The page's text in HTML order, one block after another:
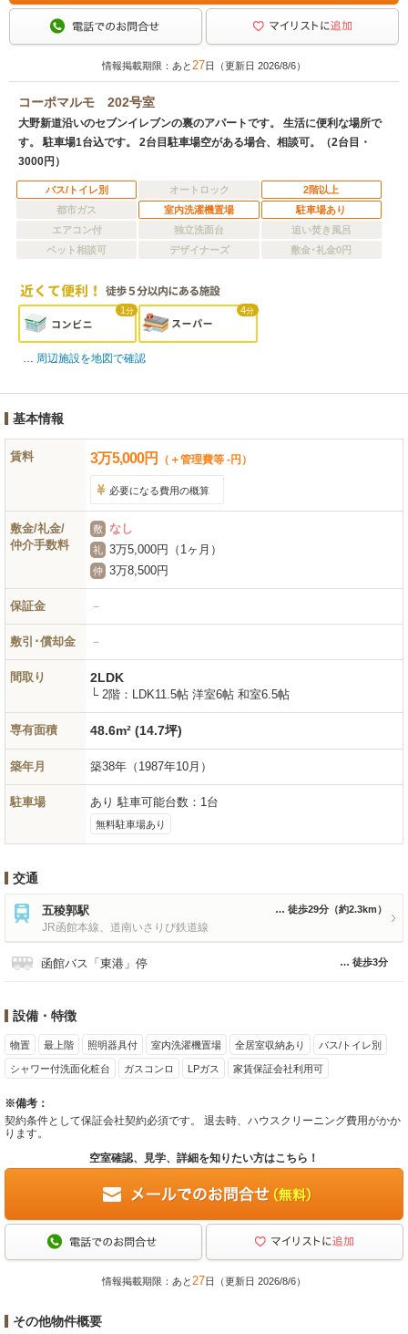
情報掲載期限：あと 27日（更新日 2026/8/6）
コーポマルモ 202号室
大野新道沿いのセブンイレブンの裏のアパートです。 生活に便利な場所で
す。 駐車場1台込です。 2台目駐車場空がある場合、相談可。（2台目・
3000円）
バス/トイレ別 オートロック
2階以上
都市ガス
室内洗濯機置場
駐車場あり
エアコン付
独立洗面台
追い焚き風呂
ペット相談可
デザイナーズ 敷金･礼金0円
1 分 4分
周辺施設を地図で確認
基本情報
賃料 3万5,000円 （＋管理費等 -円）
必要になる費用の概算
敷金/礼金/
仲介手数料
敷 なし
礼 3万5,000円（1ヶ月）
仲 3万8,500円
保証金 －
敷引･償却金 －
間取り 2LDK
└ 2階：LDK11.5帖 洋室6帖 和室6.5帖
専有面積 48.6m² (14.7坪)
築年月 築38年 （1987年10月）
駐車場 あり 駐車可能台数：1台
無料駐車場あり
交通
五稜郭駅
JR函館本線、道南いさりび鉄道線
徒歩29分 （約2.3km）
函館バス「東港」停 徒歩3分
設備・特徴
物置 最上階 照明器具付 室内洗濯機置場 全居室収納あり バス/トイレ別
シャワー付洗面化粧台 ガスコンロ LPガス 家賃保証会社利用可
※備考：
契約条件として保証会社契約必須です。 退去時、ハウスクリーニング費用がかか
ります。
空室確認、見学、詳細を知りたい方はこちら！
情報掲載期限：あと 27日（更新日 2026/8/6）
その他物件概要